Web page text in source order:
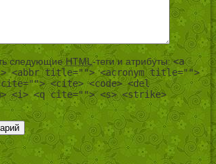
следующиеHTML-теги и атрибуты:<a
<abbr title=""> <acronym title="">
cite=""> <cite> <code> <del
<i> <q cite=""> <s> <strike>